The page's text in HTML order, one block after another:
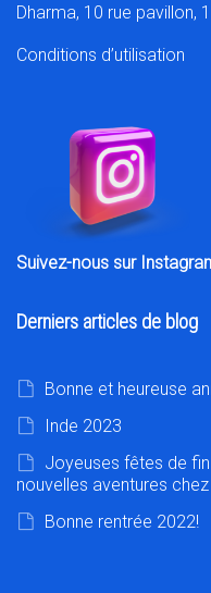
Dharma, 10 rue pavillon,
Conditions d’utilisation
Suivez-nous sur
Derniers articles de blog
Bonne et heureuse
Inde 2023
Joyeuses fêtes de
nouvelles aventures
Bonne rentrée 2022!